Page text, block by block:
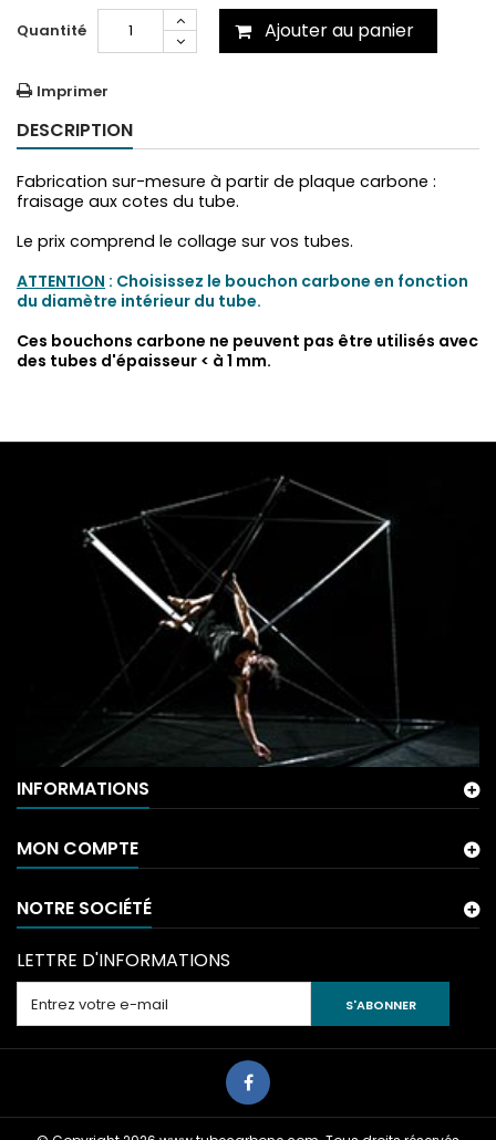
Quantité Ajouter au panier
Imprimer
DESCRIPTION
Fabrication sur-mesure à partir de plaque carbone :
fraisage aux cotes du tube.
Le prix comprend le collage sur vos tubes.
ATTENTION : Choisissez le bouchon carbone en fonction
du diamètre intérieur du tube.
Ces bouchons carbone ne peuvent pas être utilisés avec
des tubes d'épaisseur < à 1 mm.
INFORMATIONS
MON COMPTE
NOTRE SOCIÉTÉ
LETTRE D'INFORMATIONS
S'ABONNER